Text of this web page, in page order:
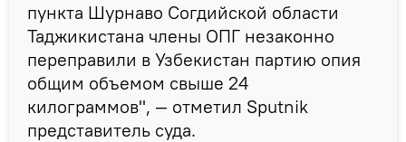
пункта Шурнаво Согдийской области
Таджикистана члены ОПГ незаконно
переправили в Узбекистан партию опия
общим объемом свыше 24
килограммов", — отметил Sputnik
представитель суда.